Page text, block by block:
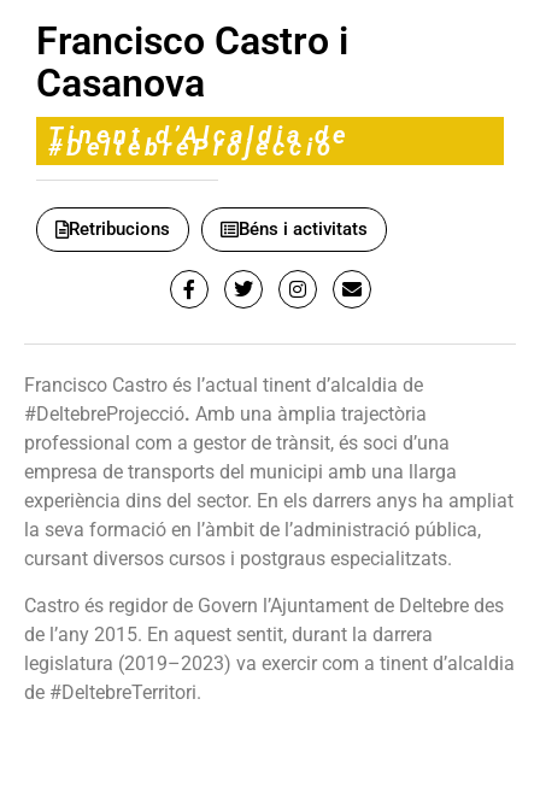
Francisco Castro i
Casanova
Tinent d’Alcaldia de
#DeltebreProjecció
Retribucions Béns i activitats
Francisco Castro és l’actual tinent d’alcaldia de
#DeltebreProjecció. Amb una àmplia trajectòria
professional com a gestor de trànsit, és soci d’una
empresa de transports del municipi amb una llarga
experiència dins del sector. En els darrers anys ha ampliat
la seva formació en l’àmbit de l’administració pública,
cursant diversos cursos i postgraus especialitzats.
Castro és regidor de Govern l’Ajuntament de Deltebre des
de l’any 2015. En aquest sentit, durant la darrera
legislatura (2019–2023) va exercir com a tinent d’alcaldia
de #DeltebreTerritori.